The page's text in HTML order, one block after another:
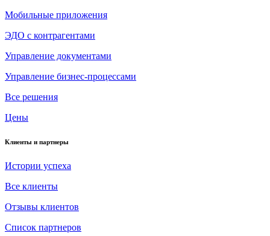
Мобильные приложения
ЭДО с контрагентами
Управление документами
Управление бизнес-процессами
Все решения
Цены
Клиенты и партнеры
Истории успеха
Все клиенты
Отзывы клиентов
Список партнеров